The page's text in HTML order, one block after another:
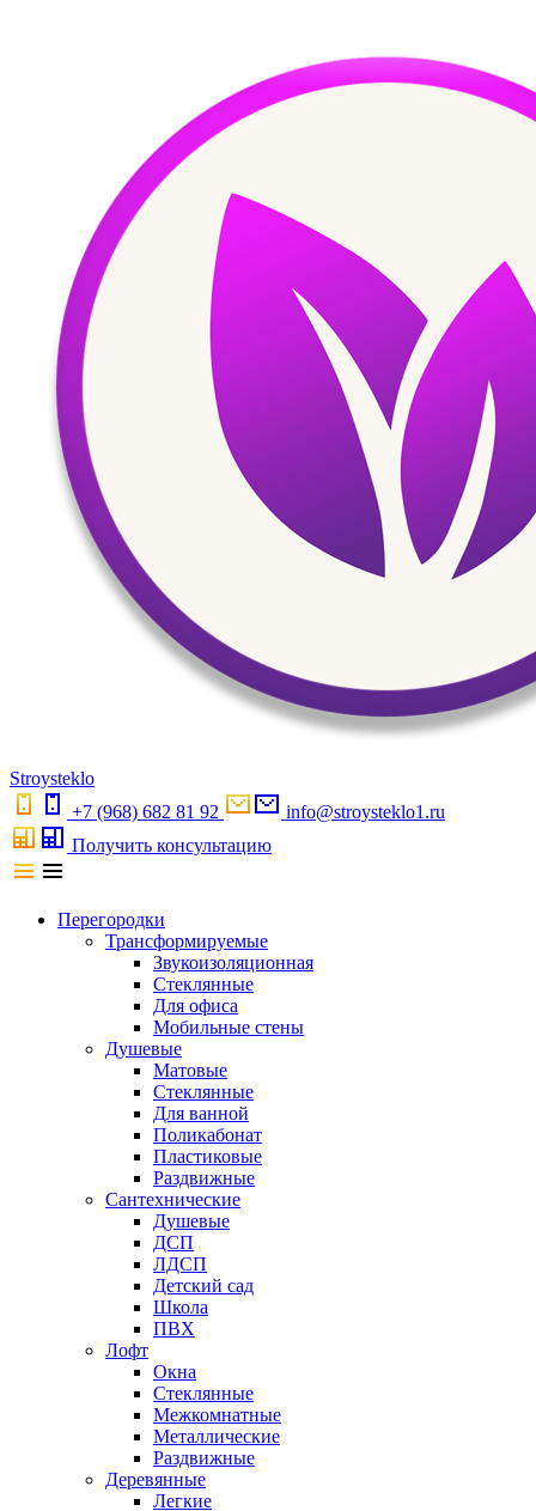
Stroysteklo
+7 (968) 682 81 92
info@stroysteklo1.ru
Получить консультацию
Перегородки
Трансформируемые
Звукоизоляционная
Стеклянные
Для офиса
Мобильные стены
Душевые
Матовые
Стеклянные
Для ванной
Поликабонат
Пластиковые
Раздвижные
Сантехнические
Душевые
ДСП
ЛДСП
Детский сад
Школа
ПВХ
Лофт
Окна
Стеклянные
Межкомнатные
Металлические
Раздвижные
Деревянные
Легкие